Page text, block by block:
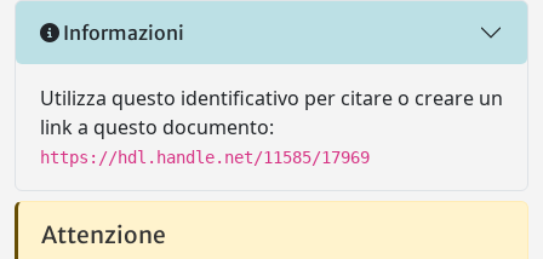
Informazioni
Utilizza questo identificativo per citare o creare un
link a questo documento:
https://hdl.handle.net/11585/17969
Attenzione